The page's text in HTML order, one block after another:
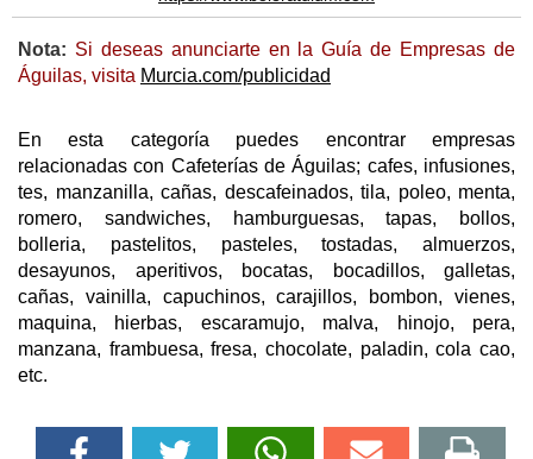
Nota: Si deseas anunciarte en la Guía de Empresas de
Águilas, visita Murcia.com/publicidad
En esta categoría puedes encontrar empresas
relacionadas con Cafeterías de Águilas; cafes, infusiones,
tes, manzanilla, cañas, descafeinados, tila, poleo, menta,
romero, sandwiches, hamburguesas, tapas, bollos,
bolleria, pastelitos, pasteles, tostadas, almuerzos,
desayunos, aperitivos, bocatas, bocadillos, galletas,
cañas, vainilla, capuchinos, carajillos, bombon, vienes,
maquina, hierbas, escaramujo, malva, hinojo, pera,
manzana, frambuesa, fresa, chocolate, paladin, cola cao,
etc.